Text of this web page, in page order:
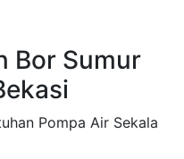
Bor Sumur
Pompa Air Sekala